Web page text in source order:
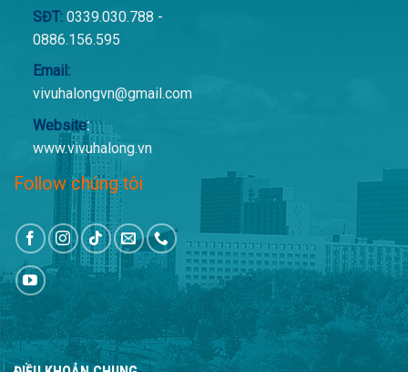
SĐT:0339.030.788 -
0886.156.595
Email:
vivuhalongvn@gmail.com
Website:
www.vivuhalong.vn
Follow chúng tôi